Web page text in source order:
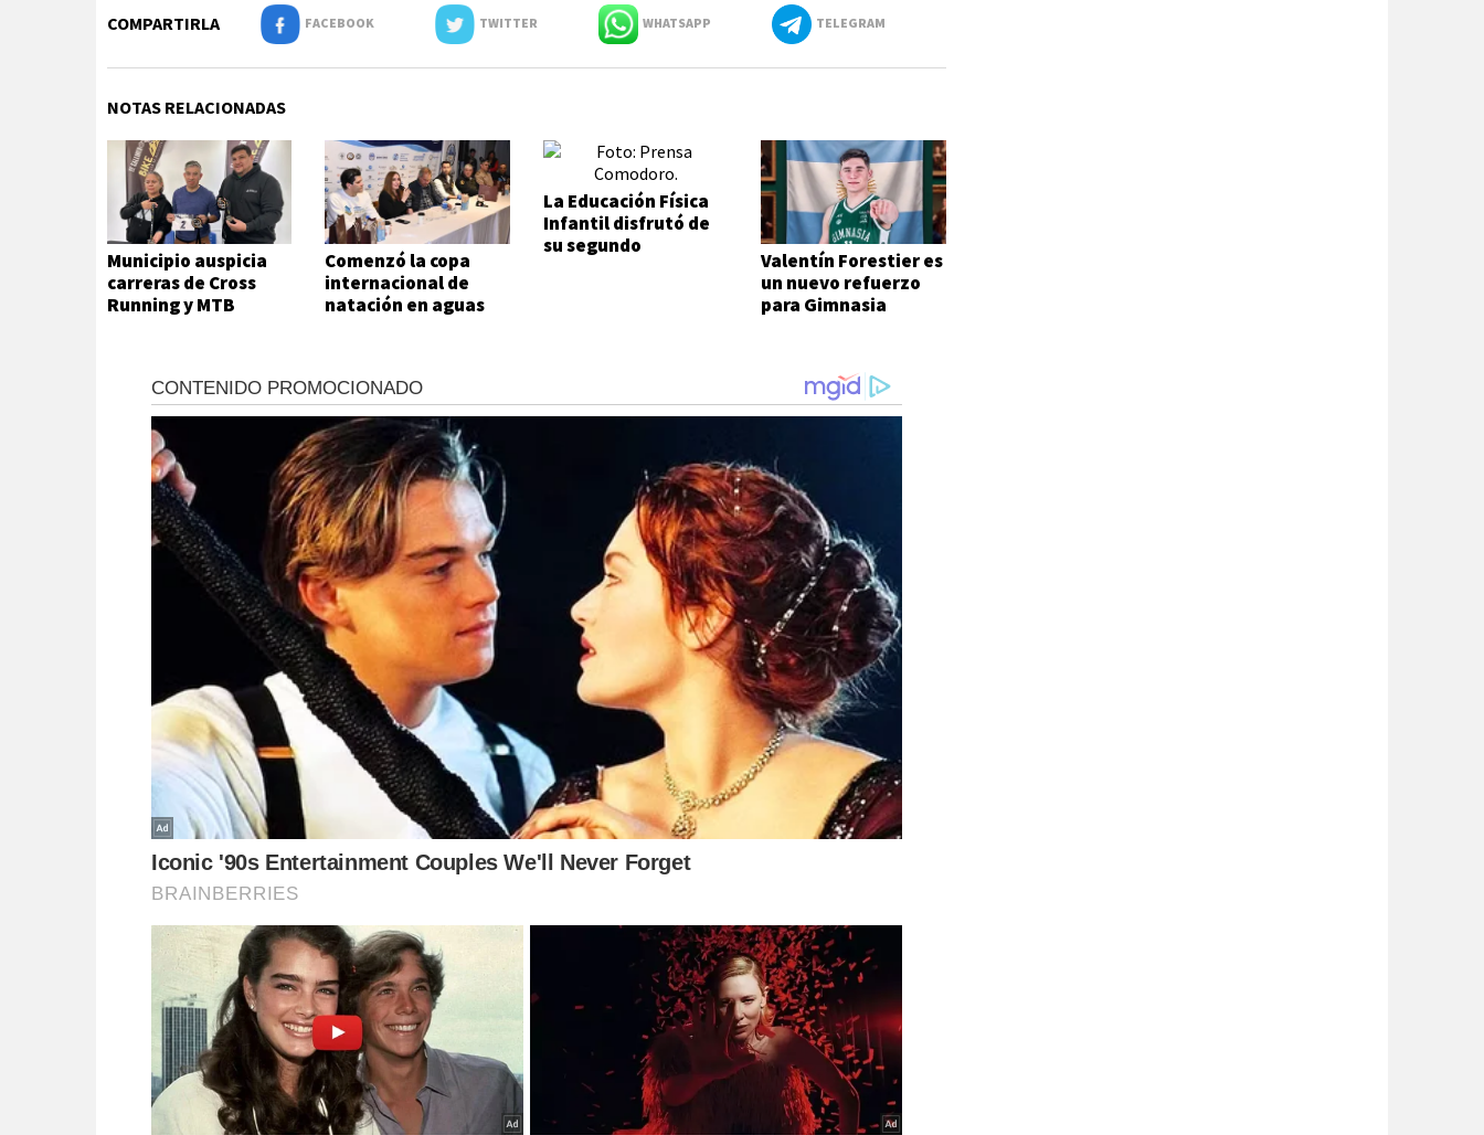
COMPARTIRLA FACEBOOK TWITTER WHATSAPP TELEGRAM
NOTAS RELACIONADAS
Municipio auspicia
carreras de Cross
Running y MTB
Comenzó la copa
internacional de
natación en aguas
La Educación Física
Infantil disfrutó de
su segundo
Valentín Forestier es
un nuevo refuerzo
para Gimnasia